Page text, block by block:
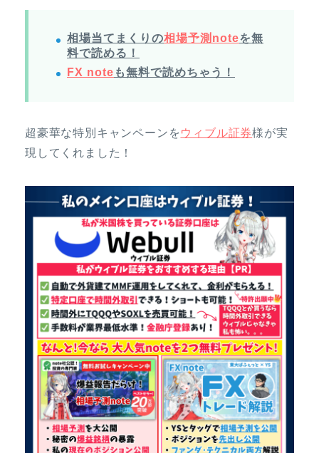
相場当てまくりの相場予測noteを無
料で読める！
FX note も無料で読めちゃう！
超豪華な特別キャンペーンを ウィブル証券様が実
現してくれました！